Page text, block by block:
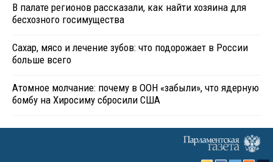
В палате регионов рассказали, как найти хозяина для
бесхозного госимущества
Сахар, мясо и лечение зубов: что подорожает в России
больше всего
Атомное молчание: почему в ООН «забыли», что ядерную
бомбу на Хиросиму сбросили США